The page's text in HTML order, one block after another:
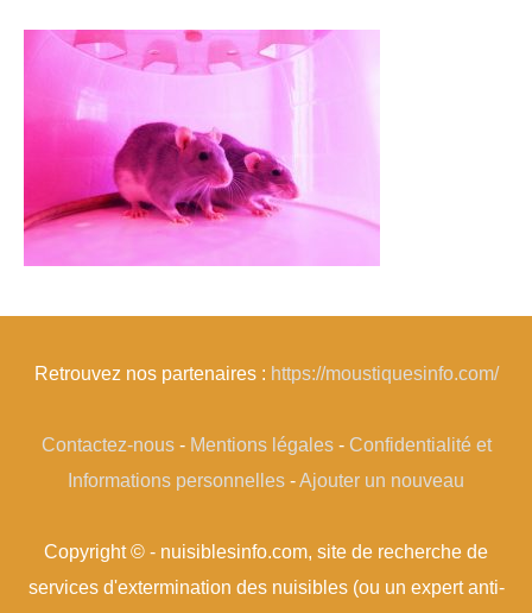
Retrouvez nos partenaires : https://moustiquesinfo.com/
Contactez-nous- Mentions légales- Confidentialité et
Informations personnelles -Ajouter un nouveau
Copyright © - nuisiblesinfo.com, site de recherche de
services d'extermination des nuisibles (ou un expert anti-